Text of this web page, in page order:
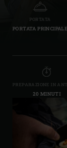
PORTATA
PORTATA PRINCIPALE
PREPARAZIONE IN
20 MINUTI